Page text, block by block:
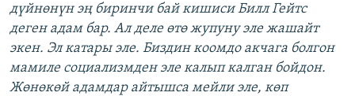
дүйнөнүн эң биринчи бай кишиси Билл Гейтс
деген адам бар. Ал деле өтө жупуну эле жашайт
экен. Эл катары эле. Биздин коомдо акчага болгон
мамиле социализмден эле калып калган бойдон.
Жөнөкөй адамдар айтышса мейли эле, көп